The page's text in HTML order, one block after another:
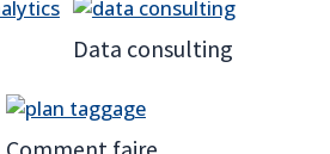
Data consulting
Comment faire